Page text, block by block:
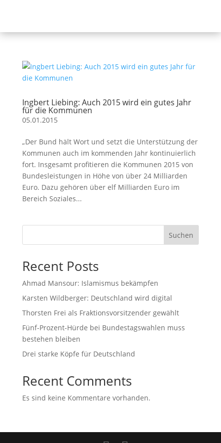
Ingbert Liebing: Auch 2015 wird ein gutes Jahr
für die Kommunen
05.01.2015
„Der Bund hält Wort und setzt die Unterstützung der
Kommunen auch im kommenden Jahr kontinuierlich
fort. Insgesamt profitieren die Kommunen 2015 von
Bundesleistungen in Höhe von über 24 Milliarden
Euro. Dazu gehören über elf Milliarden Euro im
Bereich Soziales...
Suchen
Recent Posts
Ahmad Mansour: Islamismus bekämpfen
Karsten Wildberger: Deutschland wird digital
Thorsten Frei als Fraktionsvorsitzender gewählt
Fünf-Prozent-Hürde bei Bundestagswahlen muss
bestehen bleiben
Drei starke Köpfe für Deutschland
Recent Comments
Es sind keine Kommentare vorhanden.